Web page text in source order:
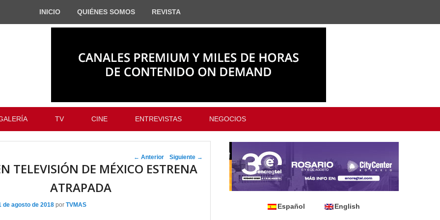
INICIO QUIÉNES SOMOS REVISTA
TV CINE ENTREVISTAS NEGOCIOS
Navegador de
artículos
← Anterior Siguiente →
TELEVISIÓN DE MÉXICO ESTRENA
ATRAPADA
de agosto de 2018 por TVMAS Español English